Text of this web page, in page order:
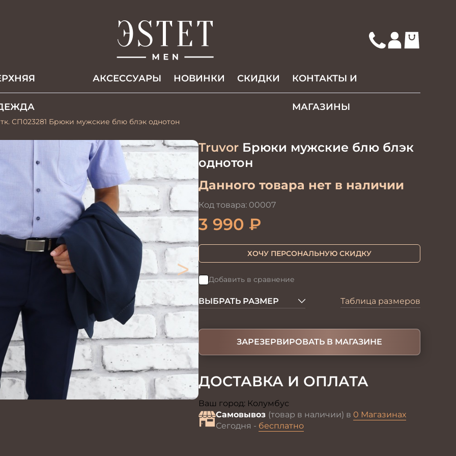
АКCЕССУАРЫ НОВИНКИ СКИДКИ КОНТАКТЫ И
МАГАЗИНЫ
СП023281 Брюки мужские блю блэк однотон
>
TruvorБрюки мужские блю блэк
однотон
Данного товара нет в наличии
Код товара: 00007
3 990 ₽
ХОЧУ ПЕРСОНАЛЬНУЮ СКИДКУ
Добавить в сравнение
ВЫБРАТЬ РАЗМЕР Таблица размеров
ЗАРЕЗЕРВИРОВАТЬ В МАГАЗИНЕ
ДОСТАВКА И ОПЛАТА
Ваш город: Колумбус
Самовывоз (товар в наличии) в 0 Магазинах
Сегодня - бесплатно